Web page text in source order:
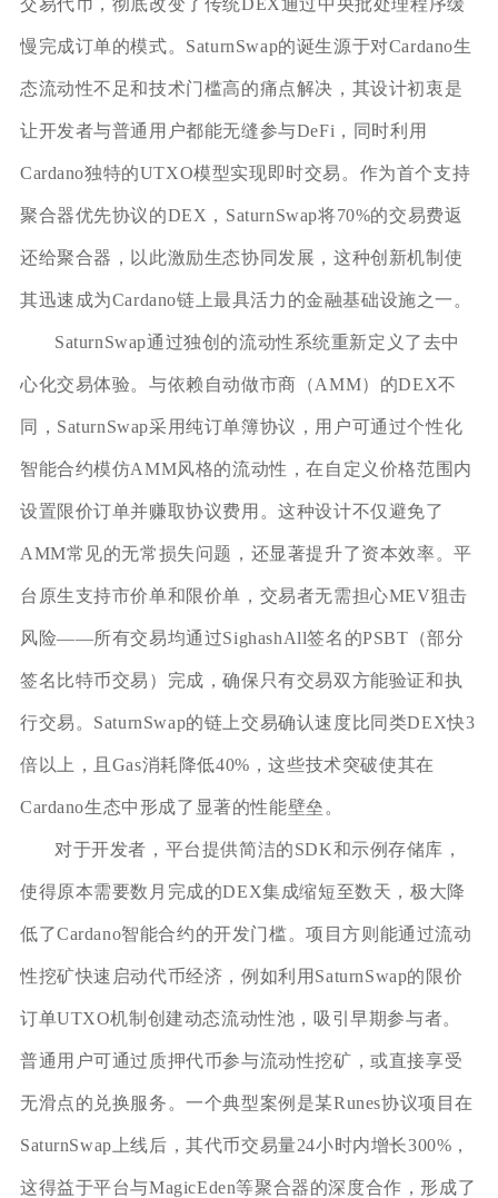
慢完成订单的模式。SaturnSwap的诞生源于对Cardano生
态流动性不足和技术门槛高的痛点解决，其设计初衷是
让开发者与普通用户都能无缝参与DeFi，同时利用
Cardano独特的UTXO模型实现即时交易。作为首个支持
聚合器优先协议的DEX，SaturnSwap将70%的交易费返
还给聚合器，以此激励生态协同发展，这种创新机制使
其迅速成为Cardano链上最具活力的金融基础设施之一。
SaturnSwap通过独创的流动性系统重新定义了去中
心化交易体验。与依赖自动做市商（AMM）的DEX不
同，SaturnSwap采用纯订单簿协议，用户可通过个性化
智能合约模仿AMM风格的流动性，在自定义价格范围内
设置限价订单并赚取协议费用。这种设计不仅避免了
AMM常见的无常损失问题，还显著提升了资本效率。平
台原生支持市价单和限价单，交易者无需担心MEV狙击
风险——所有交易均通过SighashAll签名的PSBT（部分
签名比特币交易）完成，确保只有交易双方能验证和执
行交易。SaturnSwap的链上交易确认速度比同类DEX快3
倍以上，且Gas消耗降低40%，这些技术突破使其在
Cardano生态中形成了显著的性能壁垒。
对于开发者，平台提供简洁的SDK和示例存储库，
使得原本需要数月完成的DEX集成缩短至数天，极大降
低了Cardano智能合约的开发门槛。项目方则能通过流动
性挖矿快速启动代币经济，例如利用SaturnSwap的限价
订单UTXO机制创建动态流动性池，吸引早期参与者。
普通用户可通过质押代币参与流动性挖矿，或直接享受
无滑点的兑换服务。一个典型案例是某Runes协议项目在
SaturnSwap上线后，其代币交易量24小时内增长300%，
这得益于平台与MagicEden等聚合器的深度合作，形成了